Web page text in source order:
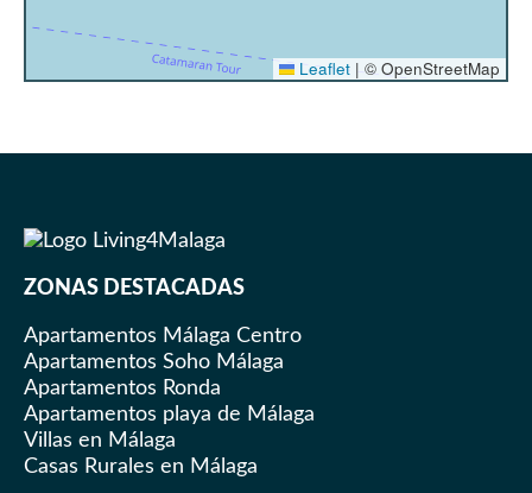
política de cancelación en el siguiente paso, antes de
formalizar la reserva.
en estancias de menos de 7 noches. El alojamiento
durante tu estancia, estaremos encantados de
equipo de recepción a su llegada).
Estancias de 8 a 12 noches: Encontrarás
ropa de cama y toallas adicionales en tu
alojamiento, para que puedan cambiarlas
según tus necesidades.
Leaflet | © OpenStreetMap
ZONAS DESTACADAS
Apartamentos Málaga Centro
Apartamentos Soho Málaga
Apartamentos Ronda
Apartamentos playa de Málaga
Villas en Málaga
Casas Rurales en Málaga